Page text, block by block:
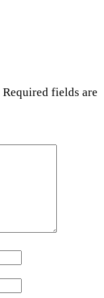
Required fields are